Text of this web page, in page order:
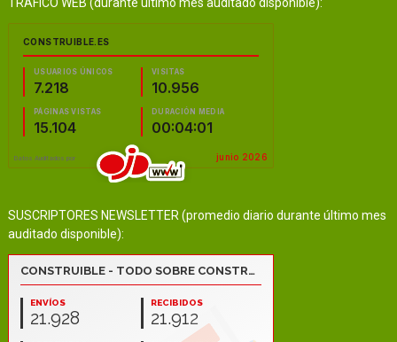
TRÁFICO WEB (durante último mes auditado disponible):
SUSCRIPTORES NEWSLETTER (promedio diario durante último mes
auditado disponible):